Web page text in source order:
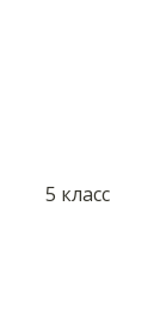
5 класс